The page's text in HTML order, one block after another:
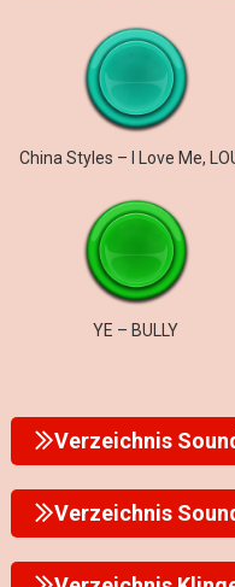
China Styles – I Love Me,
YE – BULLY
Verzeichnis
Verzeichnis